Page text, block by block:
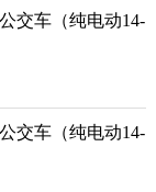
交车（纯电动14-
交车（纯电动14-